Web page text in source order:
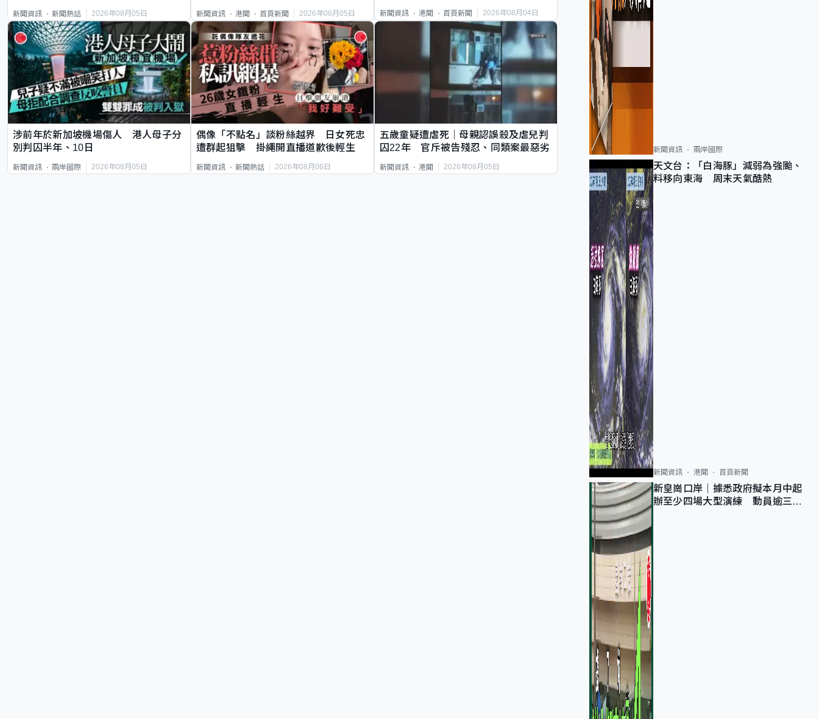
新聞資訊 新聞熱話 2026年08月05日 新聞資訊 港聞 首頁新聞 2026年08月05日 新聞資訊 港聞 首頁新聞 2026年08月04日
涉前年於新加坡機場傷人 港人母子分
別判囚半年、10日
新聞資訊 兩岸國際 2026年08月05日
偶像「不點名」談粉絲越界 日女死忠
遭群起狙擊 掛繩開直播道歉後輕生
新聞資訊 新聞熱話 2026年08月06日
五歲童疑遭虐死｜母親認誤殺及虐兒判
囚22年 官斥被告殘忍、同類案最惡劣
新聞資訊 港聞 2026年08月05日
新聞資訊 兩岸國際
天文台：「白海豚」減弱為強颱、
料移向東海 周末天氣酷熱
新聞資訊 港聞 首頁新聞
新皇崗口岸｜據悉政府擬本月中起
辦至少四場大型演練 動員逾三萬